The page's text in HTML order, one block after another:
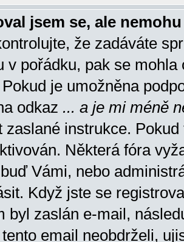
jsem se, ale
že zadáváte
v pořádku, pak se
je umožněna
odkaz ... a je mi méně
zaslané instrukce.
Některá fóra
Vámi, nebo
Když jste se
byl zaslán e-mail,
email neobdrželi,